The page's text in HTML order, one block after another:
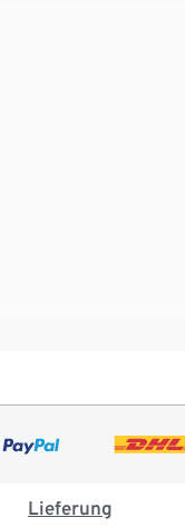
Lieferung